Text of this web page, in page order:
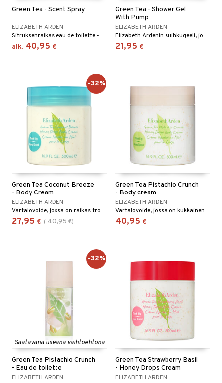
Green Tea - Scent Spray
ELIZABETH ARDEN
Sitruksenraikas eau de toilette - Elizabeth Arden
alk. 40,95 €
Green Tea - Shower Gel
With Pump
ELIZABETH ARDEN
Elizabeth Ardenin suihkugeeli, jonka tuoksu on kevyt ja vihreä
21,95 €
Green Tea Coconut Breeze
- Body Cream
ELIZABETH ARDEN
Vartalovoide, jossa on raikas trooppinen tuoksu Elizabeth Ardenilta.
27,95 € ( 40,95 €)
-32%
Green Tea Pistachio Crunch
- Body cream
ELIZABETH ARDEN
Vartalovoide, jossa on kukkainen, sitruksinen tuoksu Elizabeth Ardenilta.
40,95 €
Saatavana useana vaihtoehtona
Green Tea Pistachio Crunch
- Eau de toilette
ELIZABETH ARDEN
-32%
Green Tea Strawberry Basil
- Honey Drops Cream
ELIZABETH ARDEN